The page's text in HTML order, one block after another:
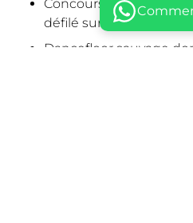
Concours du meilleur
défilé sur la piste du
Dancefloor sauvage